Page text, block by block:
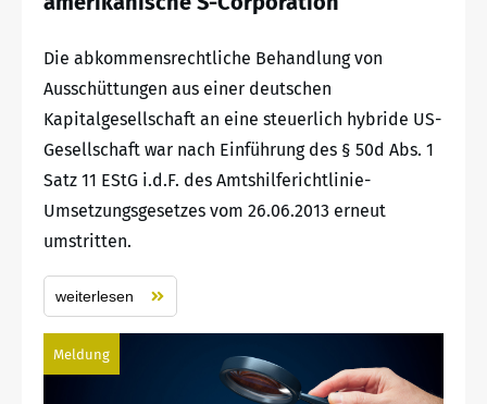
Die abkommensrechtliche Behandlung von
Ausschüttungen aus einer deutschen
Kapitalgesellschaft an eine steuerlich hybride US-
Gesellschaft war nach Einführung des § 50d Abs. 1
Satz 11 EStG i.d.F. des Amtshilferichtlinie-
Umsetzungsgesetzes vom 26.06.2013 erneut
umstritten.
weiterlesen
Meldung